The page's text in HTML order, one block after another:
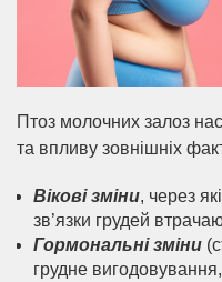
Птоз молочних залоз
та впливу зовнішніх
Вікові зміни, через
зв’язки грудей
Гормональні зміни
грудне